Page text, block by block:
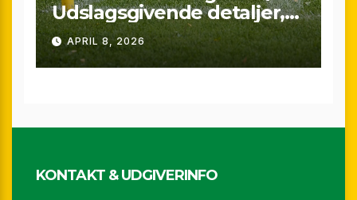
Udslagsgivende detaljer,
sene scoringer og VAR-
drama
APRIL 8, 2026
KONTAKT & UDGIVERINFO